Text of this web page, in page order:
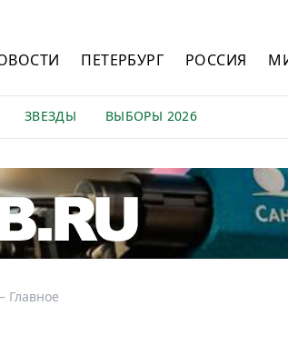
ПЕТЕРБУРГ РОССИЯ
ЗВЕЗДЫ ВЫБОРЫ 2026
Главное